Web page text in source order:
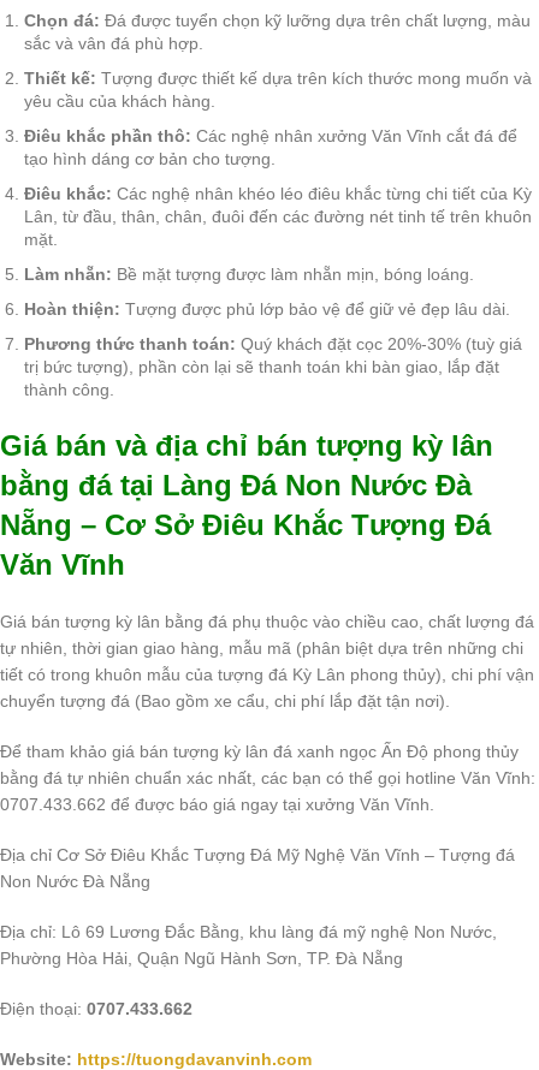
Chọn đá: Đá được tuyển chọn kỹ lưỡng dựa trên chất lượng, màu
sắc và vân đá phù hợp.
Thiết kế: Tượng được thiết kế dựa trên kích thước mong muốn và
yêu cầu của khách hàng.
Điêu khắc phần thô: Các nghệ nhân xưởng Văn Vĩnh cắt đá để
tạo hình dáng cơ bản cho tượng.
Điêu khắc: Các nghệ nhân khéo léo điêu khắc từng chi tiết của Kỳ
Lân, từ đầu, thân, chân, đuôi đến các đường nét tinh tế trên khuôn
mặt.
Làm nhẵn: Bề mặt tượng được làm nhẵn mịn, bóng loáng.
Hoàn thiện: Tượng được phủ lớp bảo vệ để giữ vẻ đẹp lâu dài.
Phương thức thanh toán: Quý khách đặt cọc 20%-30% (tuỳ giá
trị bức tượng), phần còn lại sẽ thanh toán khi bàn giao, lắp đặt
thành công.
Giá bán và địa chỉ bán tượng kỳ lân
bằng đá tại Làng Đá Non Nước Đà
Nẵng – Cơ Sở Điêu Khắc Tượng Đá
Văn Vĩnh
Giá bán tượng kỳ lân bằng đá phụ thuộc vào chiều cao, chất lượng đá
tự nhiên, thời gian giao hàng, mẫu mã (phân biệt dựa trên những chi
tiết có trong khuôn mẫu của tượng đá Kỳ Lân phong thủy), chi phí vận
chuyển tượng đá (Bao gồm xe cẩu, chi phí lắp đặt tận nơi).
Để tham khảo giá bán tượng kỳ lân đá xanh ngọc Ấn Độ phong thủy
bằng đá tự nhiên chuẩn xác nhất, các bạn có thể gọi hotline Văn Vĩnh:
0707.433.662 để được báo giá ngay tại xưởng Văn Vĩnh.
Địa chỉ Cơ Sở Điêu Khắc Tượng Đá Mỹ Nghệ Văn Vĩnh – Tượng đá
Non Nước Đà Nẵng
Địa chỉ: Lô 69 Lương Đắc Bằng, khu làng đá mỹ nghệ Non Nước,
Phường Hòa Hải, Quận Ngũ Hành Sơn, TP. Đà Nẵng
Điện thoại: 0707.433.662
Website: https://tuongdavanvinh.com